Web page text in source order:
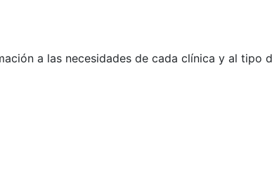
a las necesidades de cada clínica y al tipo